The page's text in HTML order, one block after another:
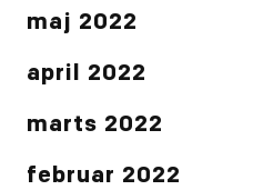
maj 2022
april 2022
marts 2022
februar 2022